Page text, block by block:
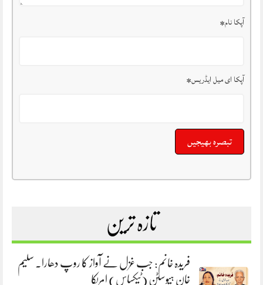
آپکا نام*
آپکا ای میل ایڈریس*
تازہ ترین
فریدہ خانم: جب غزل نے آواز کا روپ دھارا. سلیم
خان ہیوسٹن (ٹیکساس) امریکا